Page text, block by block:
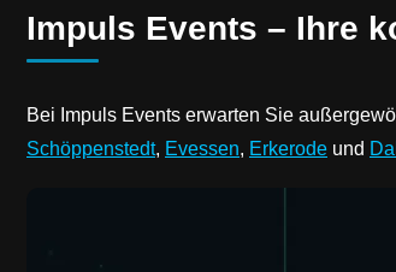
Impuls Events – Ihre
Bei Impuls Events erwarten Sie
Schöppenstedt, Evessen, Erkerode und